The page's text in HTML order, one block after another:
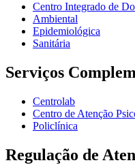
Centro Integrado de
Ambiental
Epidemiológica
Sanitária
Serviços
Centrolab
Centro de Atenção
Policlínica
Regulação de